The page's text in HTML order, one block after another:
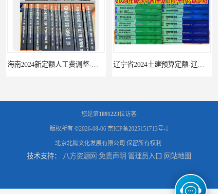
海南2024新定额人工费调整-海南2024版安装定额-海南2024房屋建筑定额-海南定额 辽宁省2024土建预算定额-辽宁安装预算定额-辽宁通风空调安装定额
您是第1891223位访客
版权所有 ©2026-08-06 京ICP备2025151713号-1
北京北腾文化发展有限公司 保留所有权利.
技术支持： 八方资源网 免责声明 管理员入口 网站地图